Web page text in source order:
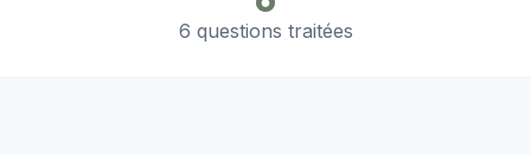
6 questions traitées